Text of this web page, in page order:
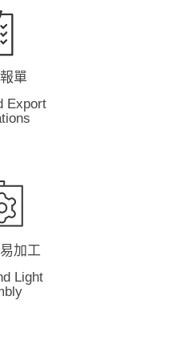
單
Export
加工
Light